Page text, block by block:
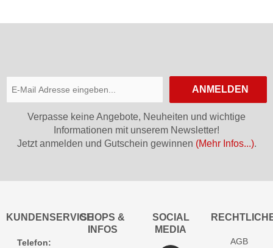
ANMELDEN
Verpasse keine Angebote, Neuheiten und wichtige
Informationen mit unserem Newsletter!
Jetzt anmelden und Gutschein gewinnen (Mehr Infos...).
KUNDENSERVICE
Telefon:
SHOPS &
INFOS
SOCIAL
MEDIA
AGB